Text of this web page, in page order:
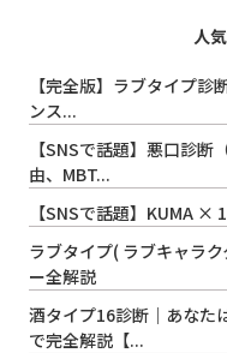
人
【完全版】ラブタイプ
ンス...
【SNSで話題】悪口診
由、MBT...
【SNSで話題】KUMA ×
ラブタイプ( ラブキャラ
ー全解説
酒タイプ16診断｜あなた
で完全解説【...